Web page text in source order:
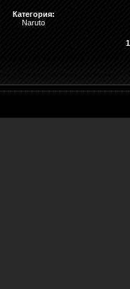
Категория:
Naruto